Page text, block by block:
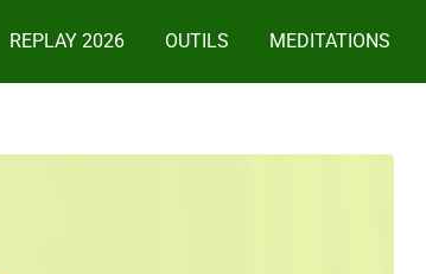
REPLAY 2026 OUTILS MEDITATIONS